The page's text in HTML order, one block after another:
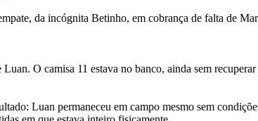
da incógnita Betinho, em cobrança de falta de
O camisa 11 estava no banco, ainda sem
Luan permaneceu em campo mesmo sem